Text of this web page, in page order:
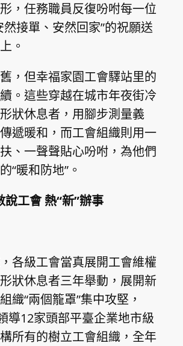
，任務職員反復吩咐每一位
然接單、安然回家”的祝願送
。
，但幸福家園工會驛站里的
。這些穿越在城市年夜街冷
狀休息者，用腳步測量義
遞暖和，而工會組織則用一
、一聲聲貼心吩咐，為他們
“暖和防地”。
說工會 熱“新”辦事
各級工會當真展開工會維權
狀休息者三年舉動，展開新
織“兩個籠罩”集中攻堅，
導12家頭部平臺企業地市級
所有的樹立工會組織，全年